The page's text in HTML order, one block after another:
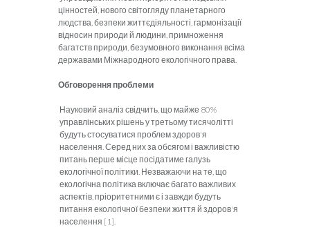
цінностей, нового світогляду планетарного
людства, безпеки життєдіяльності, гармонізації
відносин природи й людини, примноження
багатств природи, безумовного виконання всіма
державами Міжнародного екологічного права.
Обговорення проблеми
Науковий аналіз свідчить, що майже 80%
управлінських рішень у третьому тисячолітті
будуть стосуватися проблем здоров'я
населення. Серед них за обсягом і важливістю
питань перше місце посідатиме галузь
екологічної політики. Незважаючи на те, що
екологічна політика включає багато важливих
аспектів, пріоритетними є і завжди будуть
питання екологічної безпеки життя й здоров'я
населення [1].